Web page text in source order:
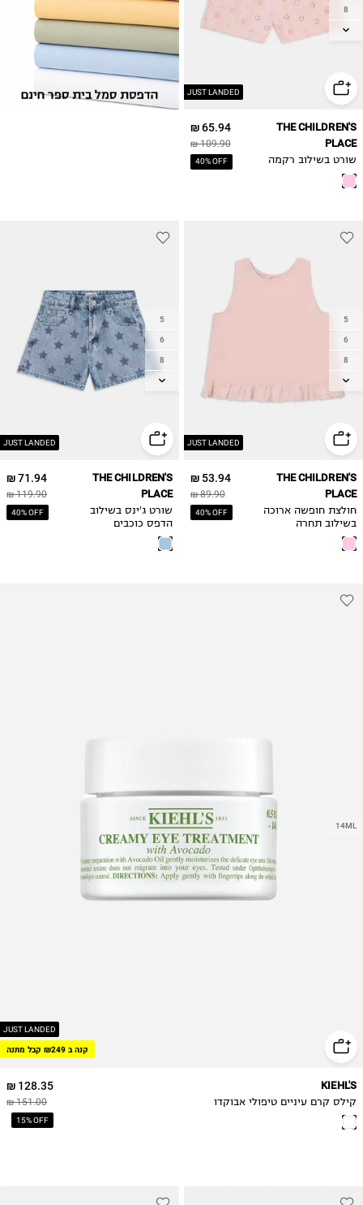
JUST LANDED
8
10
65.94 ₪
109.90 ₪
40% OFF
THE CHILDREN'S
PLACE
שורט בשילוב רקמה
JUST LANDED
5
6
8
10
12
53.94 ₪
89.90 ₪
40% OFF
THE CHILDREN'S
PLACE
חולצת חופשה ארוכה
בשילוב תחרה
JUST LANDED
5
6
8
10
71.94 ₪
119.90 ₪
40% OFF
THE CHILDREN'S
PLACE
שורט ג'ינס בשילוב
הדפס כוכבים
JUST LANDED
קנה ב ₪249 קבל מתנה
14ML
128.35 ₪
151.00 ₪
15% OFF
KIEHL'S
קילס קרם עיניים טיפולי אבוקדו